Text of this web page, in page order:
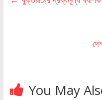
You May